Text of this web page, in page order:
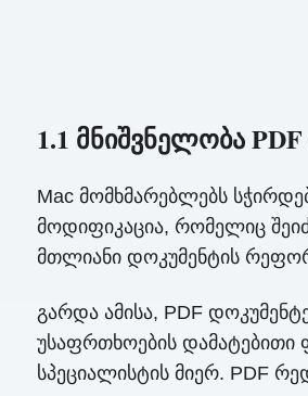
1.1 მნიშვნელობა
Mac მომხმარებლებს
მოდიფიკაცია, რომელიც
მთლიანი დოკუმენტის
გარდა ამისა, PDF
უსაფრთხოების დამატებითი
სპეციალისტის მიერ. PDF